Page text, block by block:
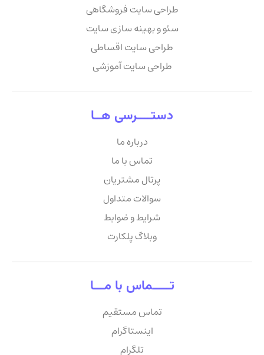
طراحی سایت فروشگاهی
سئو و بهینه سازی سایت
طراحی سایت اقساطی
طراحی سایت آموزشی
دستــــرسی هــا
درباره ما
تماس با ما
پرتال مشتریان
سوالات متداول
شرایط و ضوابط
وبلاگ پلکارت
تـــــماس با مـــا
تماس مستقیم
اینستاگرام
تلگرام